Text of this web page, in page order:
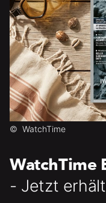
© WatchTime
WatchTime
- Jetzt